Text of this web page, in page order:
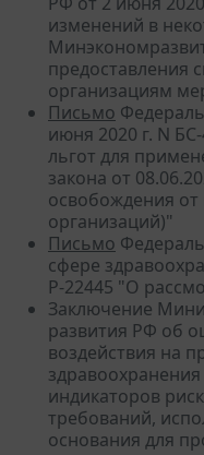
изменений в
предоставления
организациям
Письмо
июня 2020 г. N
льгот для
закона от
освобождения
организаций)"
Письмо
сфере
Р-22445 "О
Заключение
развития РФ об
воздействия на
индикаторов
требований,
основания для